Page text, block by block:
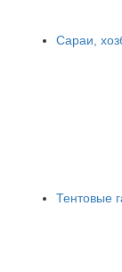
Сараи,
Тентовые